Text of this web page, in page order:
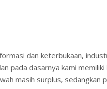
dan keterbukaan,
pada dasarnya kami
masih surplus,